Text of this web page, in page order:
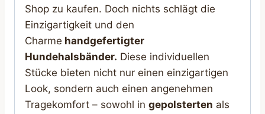
Shop zu kaufen. Doch nichts schlägt die
Einzigartigkeit und den
Charme handgefertigter
Hundehalsbänder. Diese individuellen
Stücke bieten nicht nur einen einzigartigen
Look, sondern auch einen angenehmen
Tragekomfort – sowohl in gepolsterten als